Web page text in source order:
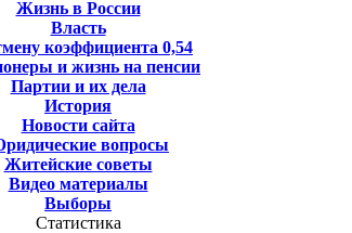
Жизнь в России
Власть
коэффициента 0,54
и жизнь на пенсии
Партии и их дела
История
Новости сайта
вопросы
Житейские советы
Видео материалы
Выборы
Статистика